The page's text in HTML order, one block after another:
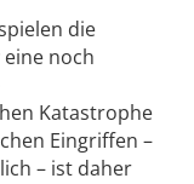
die
noch
Katastrophe
Eingriffen –
– ist daher